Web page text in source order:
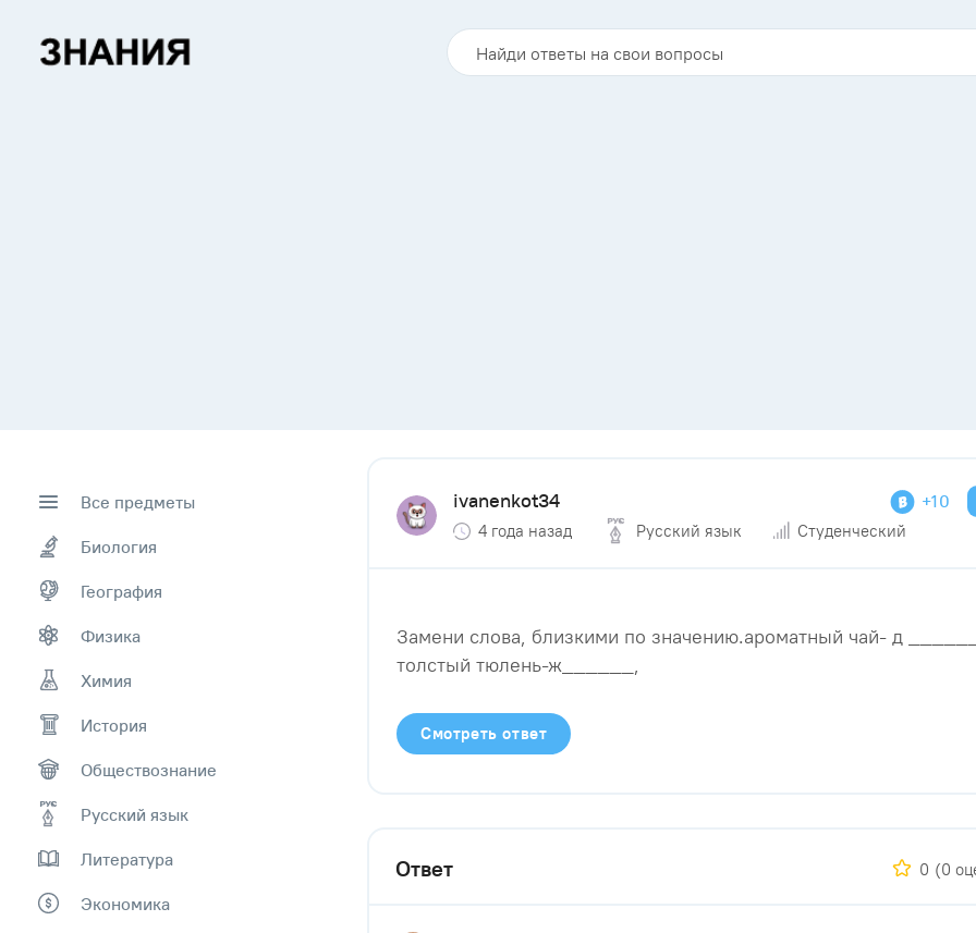
Все предметы
Биология
География
Физика
Химия
История
Обществознание
Русский язык
Литература
Экономика
ivanenkot34 +10
4 года назад Русский язык Студенческий
Замени слова, близкими по значению.ароматный чай- д
толстый тюлень-ж______,
Смотреть ответ
Ответ 0 (0